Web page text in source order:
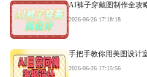
AI裤子穿戴图制作全攻
2026-06-26 17:18:18
手把手教你用美图设计
2026-06-26 17:15:56